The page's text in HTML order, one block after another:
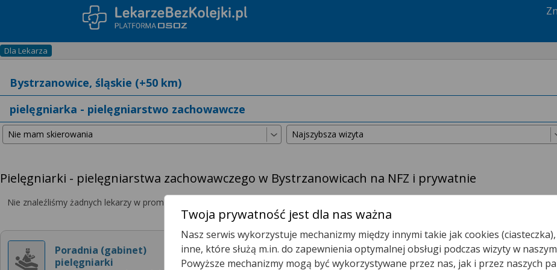
Dla Lekarza
Pielęgniarki - pielęgniarstwa zachowawczego w Bystrzanowicach na NFZ i prywatnie
Nie znaleźliśmy żadnych lekarzy w promieniu
Poradnia (gabinet)
pielęgniarki
Poradnia (gabinet) Pielęgniarki Środowiskowej - Rodzinnej
Twoja prywatność jest dla nas ważna
Nasz serwis wykorzystuje mechanizmy między innymi takie jak cookies
inne, które służą m.in. do zapewnienia optymalnej obsługi podczas wizyty w
Powyższe mechanizmy mogą być wykorzystywane przez nas, jak i przez naszych